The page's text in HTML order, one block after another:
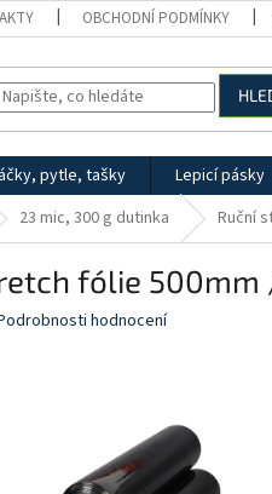
OBCHODNÍ PODMÍNKY
pytle, tašky Lepicí pásky
23 mic, 300 g dutinka Ruční
fólie 500mm
hodnocení